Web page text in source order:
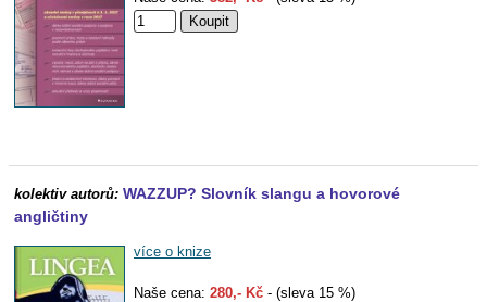
kolektiv autorů: WAZZUP? Slovník slangu a hovorové
angličtiny
více o knize
Naše cena: 280,- Kč - (sleva 15 %)